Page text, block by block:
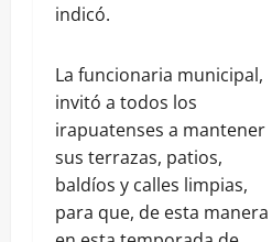
indicó.
La funcionaria municipal,
invitó a todos los
irapuatenses a mantener
sus terrazas, patios,
baldíos y calles limpias,
para que, de esta manera